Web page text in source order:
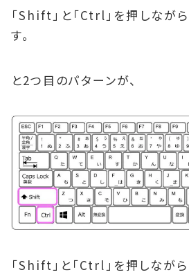
「Shift」と「Ctrl」を押しながら
す。
と2つ目のパターンが、
「Shift」と「Ctrl」を押しながら